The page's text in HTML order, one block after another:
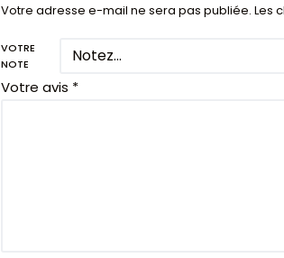
Votre adresse e-mail ne sera pas publiée. Les
VOTRE
NOTE
Votre avis *